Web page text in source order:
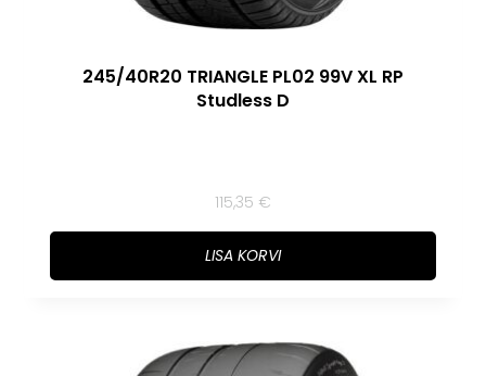
245/40R20 TRIANGLE PL02 99V XL RP
Studless D
115,35 €
LISA KORVI